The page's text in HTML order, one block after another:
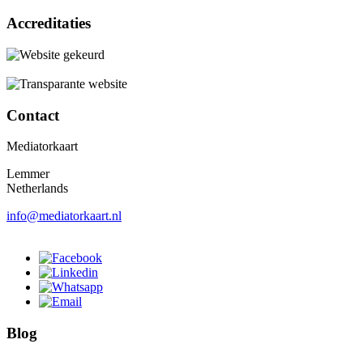
Accreditaties
Contact
Mediatorkaart
Lemmer
Netherlands
info@mediatorkaart.nl
Blog